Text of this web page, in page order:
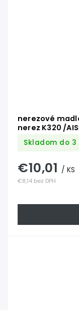
nerezové
nerez K320 /
Skladom do 3
€8,14 bez DPH
€10,01 / KS